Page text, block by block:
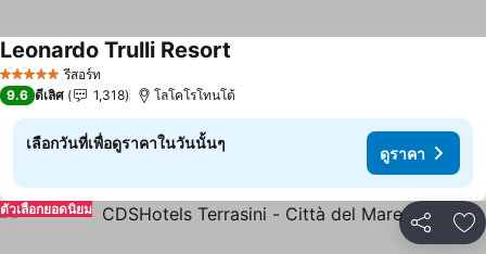
5 ดาว รีสอร์ท
Leonardo Trulli Resort
9.6 ดีเลิศ 1,318 โลโคโรโทนโต้
เลือกวันที่เพื่อดูราคาในวันนั้นๆ
ดูราคา
แชร์ เ
ตัวเลือกยอดนิยม